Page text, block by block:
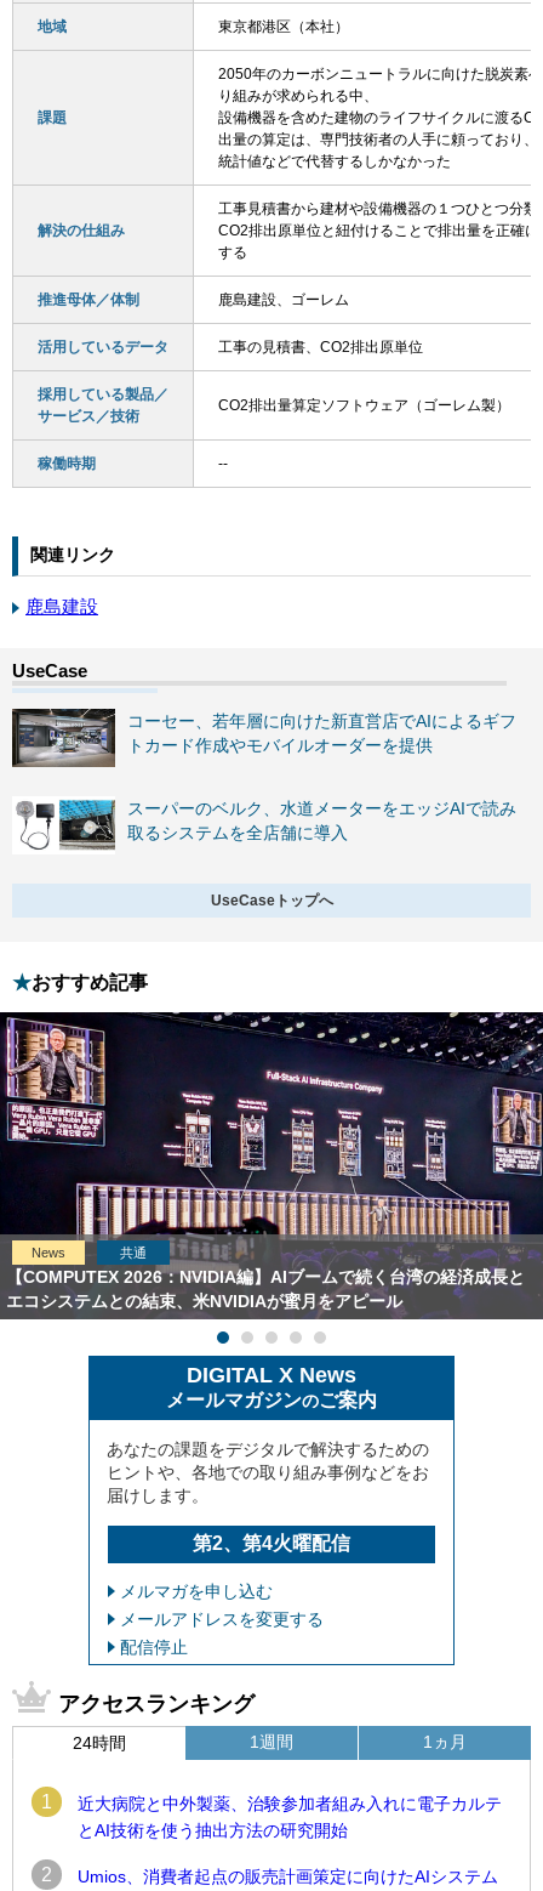
地域 東京都港区（本社）
課題
2050年のカーボンニュートラルに向けた脱炭素
り組みが求められる中、
設備機器を含めた建物のライフサイクルに渡る
出量の算定は、専門技術者の人手に頼っており、
統計値などで代替するしかなかった
解決の仕組み
工事見積書から建材や設備機器の１つひとつ分類
CO2排出原単位と紐付けることで排出量を正確に
する
推進母体／体制 鹿島建設、ゴーレム
活用しているデータ 工事の見積書、CO2排出原単位
採用している製品／
サービス／技術
CO2排出量算定ソフトウェア（ゴーレム製）
稼働時期 --
関連リンク
鹿島建設
コーセー、若年層に向けた新直営店でAIによるギフ
トカード作成やモバイルオーダーを提供
スーパーのベルク、水道メーターをエッジAIで読み
取るシステムを全店舗に導入
UseCaseトップへ
おすすめ記事
News 共通
【COMPUTEX 2026：NVIDIA編】AIブームで続く台湾の経済成長と
エコシステムとの結束、米NVIDIAが蜜月をアピール
DIGITAL X News
メールマガジンのご案内
あなたの課題をデジタルで解決するための
ヒントや、各地での取り組み事例などをお
届けします。
第2、第4火曜配信
メルマガを申し込む
メールアドレスを変更する
配信停止
アクセスランキング
24時間
1
近大病院と中外製薬、治験参加者組み入れに電子カルテ
とAI技術を使う抽出方法の研究開始
2
Umios、消費者起点の販売計画策定に向けたAIシステム
1週間 1ヵ月